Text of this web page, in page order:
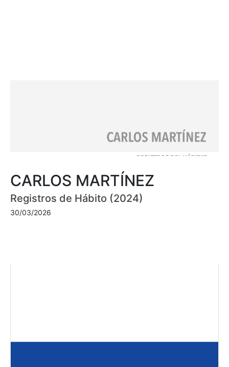
CARLOS MARTÍNEZ
Registros de Hábito (2024)
30/03/2026